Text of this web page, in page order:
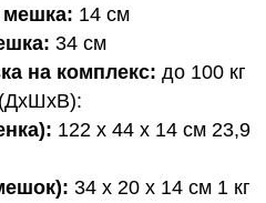
мешка: 14 см
34 см
на комплекс: до 100 кг
(ДхШхВ):
122 x 44 x 14 см 23,9
34 x 20 x 14 см 1 кг